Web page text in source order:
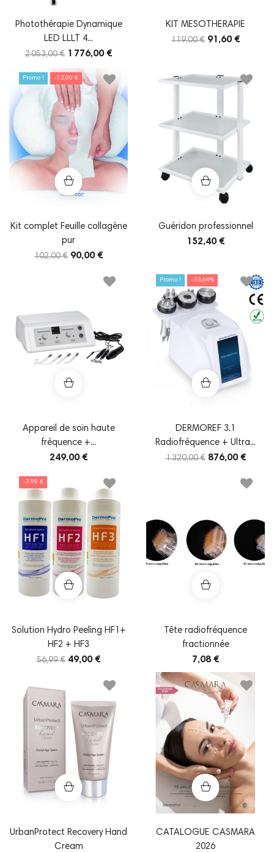
Photothérapie Dynamique
LED LLLT 4...
2 053,00 € 1 776,00 €
KIT MESOTHERAPIE
119,00 € 91,60 €
Promo ! -12,00 €
Kit complet Feuille collagène
pur
102,00 € 90,00 €
Guéridon professionnel
152,40 €
Appareil de soin haute
fréquence +...
249,00 €
Promo ! -33,64%
DERMOREF 3.1
Radiofréquence + Ultra...
1 320,00 € 876,00 €
-7,99 €
Solution Hydro Peeling HF1+
HF2 + HF3
56,99 € 49,00 €
Tête radiofréquence
fractionnée
7,08 €
UrbanProtect Recovery Hand
Cream
CATALOGUE CASMARA
2026